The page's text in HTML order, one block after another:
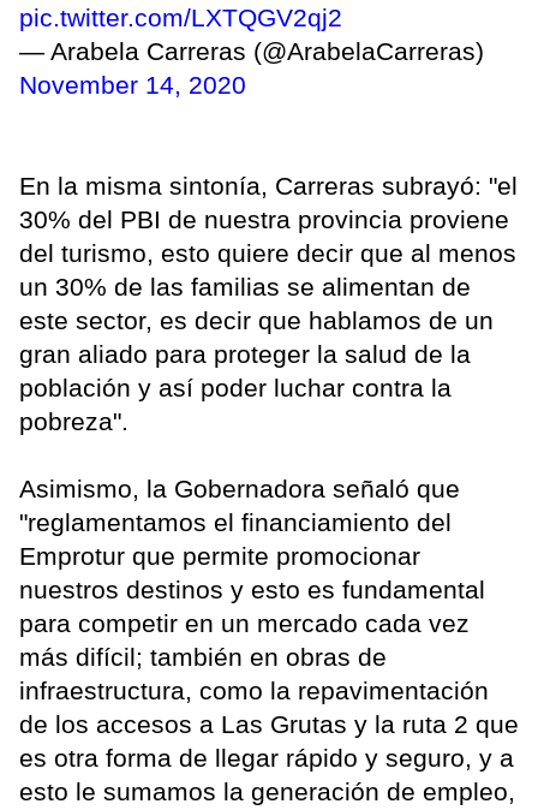
pic.twitter.com/LXTQGV2qj2
— Arabela Carreras (@ArabelaCarreras)
November 14, 2020
En la misma sintonía, Carreras subrayó: "el
30% del PBI de nuestra provincia proviene
del turismo, esto quiere decir que al menos
un 30% de las familias se alimentan de
este sector, es decir que hablamos de un
gran aliado para proteger la salud de la
población y así poder luchar contra la
pobreza".
Asimismo, la Gobernadora señaló que
"reglamentamos el financiamiento del
Emprotur que permite promocionar
nuestros destinos y esto es fundamental
para competir en un mercado cada vez
más difícil; también en obras de
infraestructura, como la repavimentación
de los accesos a Las Grutas y la ruta 2 que
es otra forma de llegar rápido y seguro, y a
esto le sumamos la generación de empleo,